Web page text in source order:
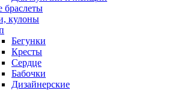
браслеты
кулоны
Бегунки
Кресты
Сердце
Бабочки
Дизайнерские